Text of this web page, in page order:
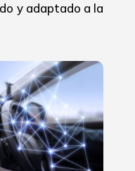
y adaptado a la